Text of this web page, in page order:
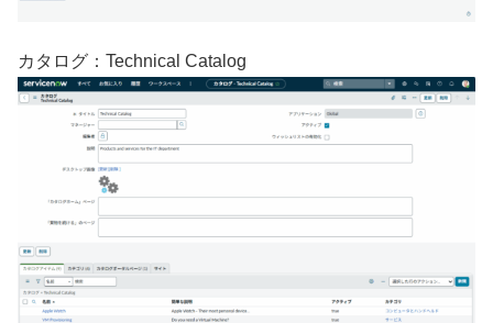
カタログ：Technical Catalog